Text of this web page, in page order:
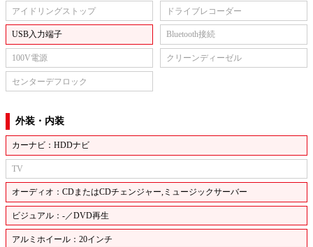
アイドリングストップ ドライブレコーダー
USB入力端子 Bluetooth接続
100V電源 クリーンディーゼル
センターデフロック
外装・内装
カーナビ：HDDナビ
TV
オーディオ：CDまたはCDチェンジャー,ミュージックサーバー
ビジュアル：-／DVD再生
アルミホイール：20インチ